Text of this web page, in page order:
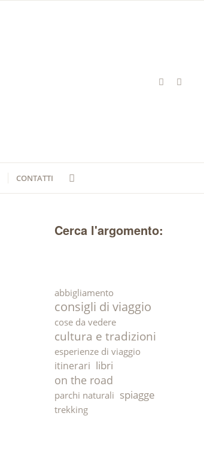
CONTATTI
Cerca l'argomento:
abbigliamento
consigli di viaggio
cose da vedere
cultura e tradizioni
esperienze di viaggio
itinerari libri
on the road
parchi naturali spiagge
trekking